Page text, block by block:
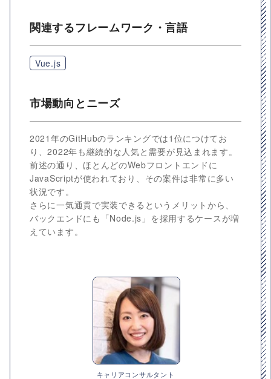
関連するフレームワーク・言語
Vue.js
市場動向とニーズ
2021年のGitHubのランキングでは1位につけてお
り、2022年も継続的な人気と需要が見込まれます。
前述の通り、ほとんどのWebフロントエンドに
JavaScriptが使われており、その案件は非常に多い
状況です。
さらに一気通貫で実装できるというメリットから、
バックエンドにも「Node.js」を採用するケースが増
えています。
キャリアコンサルタント